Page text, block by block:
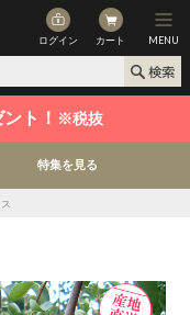
ログイン カート MENU
ト！ ※税抜
特集を見る